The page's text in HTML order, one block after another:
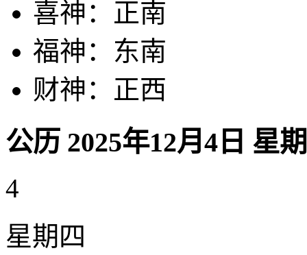
喜神：正南
福神：东南
财神：正西
公历 2025年12月4日 星
4
星期四